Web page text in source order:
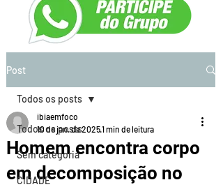
Post
Todos os posts
Sem categoria
CIDADE
Todos os posts
Homem encontra corpo
em decomposição no
ibiaemfoco
10 de jan. de 20251 min de leitura